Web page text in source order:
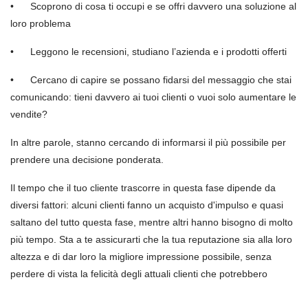
• Scoprono di cosa ti occupi e se offri davvero una soluzione al
loro problema
• Leggono le recensioni, studiano l’azienda e i prodotti offerti
• Cercano di capire se possano fidarsi del messaggio che stai
comunicando: tieni davvero ai tuoi clienti o vuoi solo aumentare le
vendite?
In altre parole, stanno cercando di informarsi il più possibile per
prendere una decisione ponderata.
Il tempo che il tuo cliente trascorre in questa fase dipende da
diversi fattori: alcuni clienti fanno un acquisto d'impulso e quasi
saltano del tutto questa fase, mentre altri hanno bisogno di molto
più tempo. Sta a te assicurarti che la tua reputazione sia alla loro
altezza e di dar loro la migliore impressione possibile, senza
perdere di vista la felicità degli attuali clienti che potrebbero